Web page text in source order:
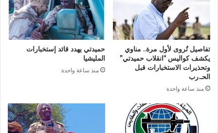
تفاصيل تُروى لأول مرة.. مناوي
يكشف كواليس “انقلاب حميدتي”
وتحذيرات الاستخبارات قبل
الحـ.رب
منذ ساعة واحدة
حميدتي يهدد قائد إستخبارات
المليشيا
منذ ساعة واحدة